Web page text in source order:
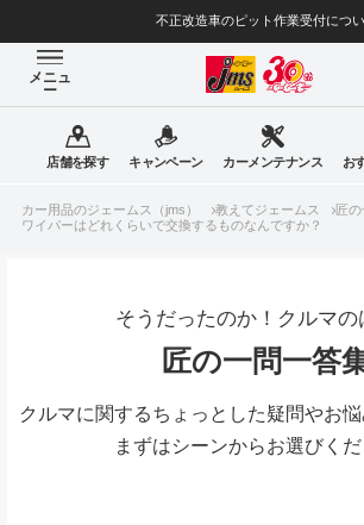
不正改造車のピット作業受付につ
メニュ
ー
店舗を探す キャンペーン カーメンテナンス お
カー用品のジェームス（jms） 教えてジェームス
匠
ワイパーはどれくらいで交換するものなんですか？
そうだったのか！クルマの
匠の一問一答
クルマに関するちょっとした疑問やお悩
まずはシーンからお選びくだ